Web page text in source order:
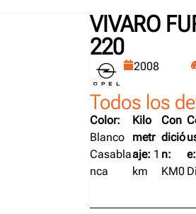
VIVARO
220
2008
Todos los
Color:
Blanco
Casabla
nca
Kilo
metr
aje: 1
km
Con
dició
n:
KM0
e: